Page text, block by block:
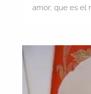
amor, que es el